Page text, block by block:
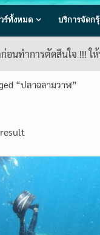
ร์ทั้งหมด บริการจัดก
อนทำการตัดสินใจ !!!
“ปลาฉลามวาฬ”